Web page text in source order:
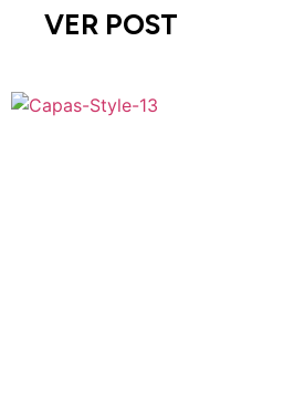
VER POST